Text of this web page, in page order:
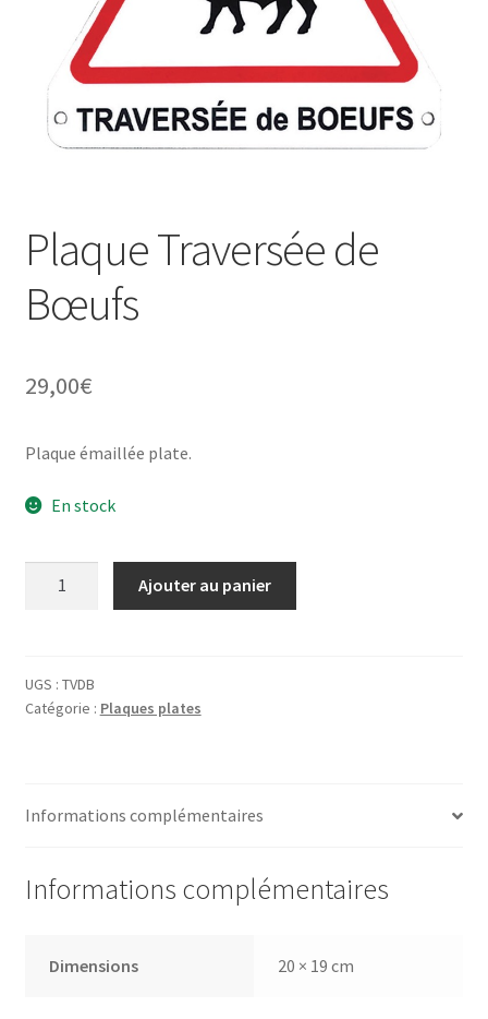
Une histoire de plaques émaillées
Plaque Traversée de
Bœufs
29,00€
Plaque émaillée plate.
En stock
de
Bœufs
Ajouter au panier
UGS : TVDB
Catégorie : Plaques plates
Informations complémentaires
Informations complémentaires
Dimensions 20 × 19 cm